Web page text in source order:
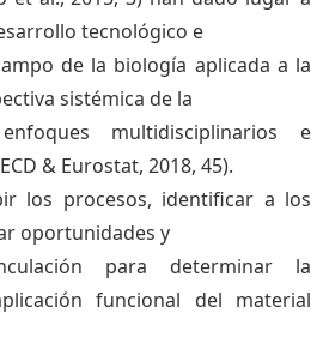
tecnológico e
de la biología aplicada a la
sistémica de la
multidisciplinarios e
& Eurostat, 2018, 45).
los procesos, identificar a los
oportunidades y
para determinar la
funcional del material